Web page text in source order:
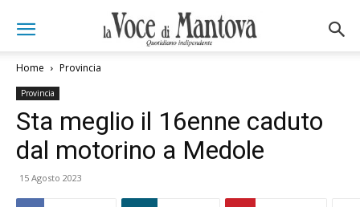
Home Provincia
Provincia
Sta meglio il 16enne caduto
dal motorino a Medole
15 Agosto 2023